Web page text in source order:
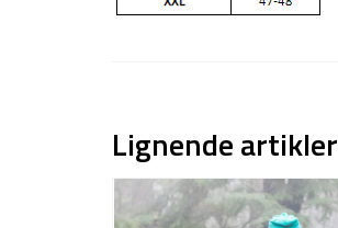
Lignende artikler